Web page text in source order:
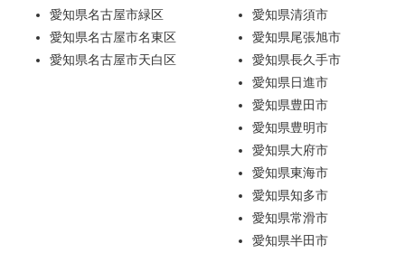
愛知県名古屋市緑区
愛知県名古屋市名東区
愛知県名古屋市天白区
愛知県清須市
愛知県尾張旭市
愛知県長久手市
愛知県日進市
愛知県豊田市
愛知県豊明市
愛知県大府市
愛知県東海市
愛知県知多市
愛知県常滑市
愛知県半田市